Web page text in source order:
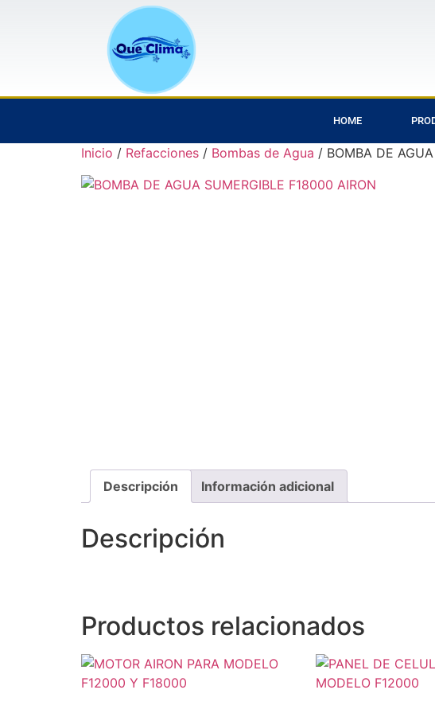
HOME
Inicio / Refacciones / Bombas de Agua / BOMBA DE
Descripción Información adicional
Descripción
Productos relacionados